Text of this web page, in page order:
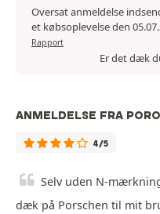
Oversat anmeldelse
et købsoplevelse den
Rapport
Er det dæk
ANMELDELSE FRA
4/5
Selv uden N-
dæk på Porschen til mit